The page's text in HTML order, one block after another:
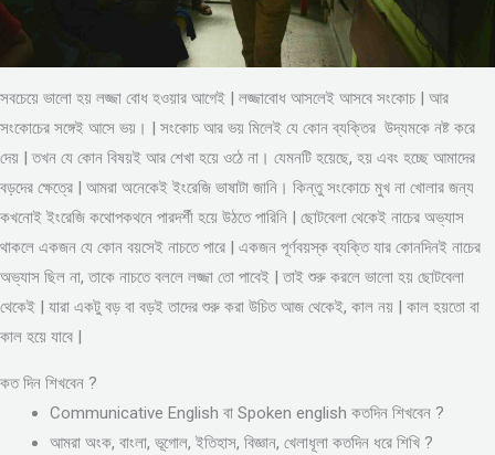
সবচেয়ে ভালো হয় লজ্জা বোধ হওয়ার আগেই | লজ্জাবোধ আসলেই আসবে সংকোচ | আর
সংকোচের সঙ্গেই আসে ভয়। | সংকোচ আর ভয় মিলেই যে কোন ব্যক্তির উদ্যমকে নষ্ট করে
দেয় | তখন যে কোন বিষয়ই আর শেখা হয়ে ওঠে না। যেমনটি হয়েছে, হয় এবং হচ্ছে আমাদের
বড়দের ক্ষেত্রে | আমরা অনেকেই ইংরেজি ভাষাটা জানি। কিন্তু সংকোচে মুখ না খোলার জন্য
কখনোই ইংরেজি কথোপকথনে পারদর্শী হয়ে উঠতে পারিনি | ছোটবেলা থেকেই নাচের অভ্যাস
থাকলে একজন যে কোন বয়সেই নাচতে পারে | একজন পূর্ণবয়স্ক ব্যক্তি যার কোনদিনই নাচের
অভ্যাস ছিল না, তাকে নাচতে বললে লজ্জা তো পাবেই | তাই শুরু করলে ভালো হয় ছোটবেলা
থেকেই | যারা একটু বড় বা বড়ই তাদের শুরু করা উচিত আজ থেকেই, কাল নয় | কাল হয়তো বা
কাল হয়ে যাবে |
কত দিন শিখবেন ?
Communicative English বা Spoken english কতদিন শিখবেন ?
আমরা অংক, বাংলা, ভূগোল, ইতিহাস, বিজ্ঞান, খেলাধূলা কতদিন ধরে শিখি ?